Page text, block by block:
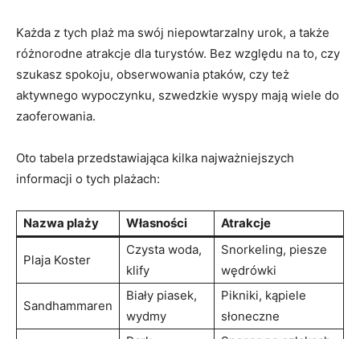
Każda z tych plaż ma swój niepowtarzalny urok, a także
różnorodne atrakcje dla turystów. Bez względu na to, czy
szukasz spokoju, obserwowania ptaków, czy też
aktywnego wypoczynku, szwedzkie wyspy mają wiele do
zaoferowania.
Oto tabela przedstawiająca kilka najważniejszych
informacji o tych plażach:
Nazwa plaży Własności Atrakcje
Plaja Koster
Czysta woda,
klify
Snorkeling, piesze
wędrówki
Sandhammaren
Biały piasek,
wydmy
Pikniki, kąpiele
słoneczne